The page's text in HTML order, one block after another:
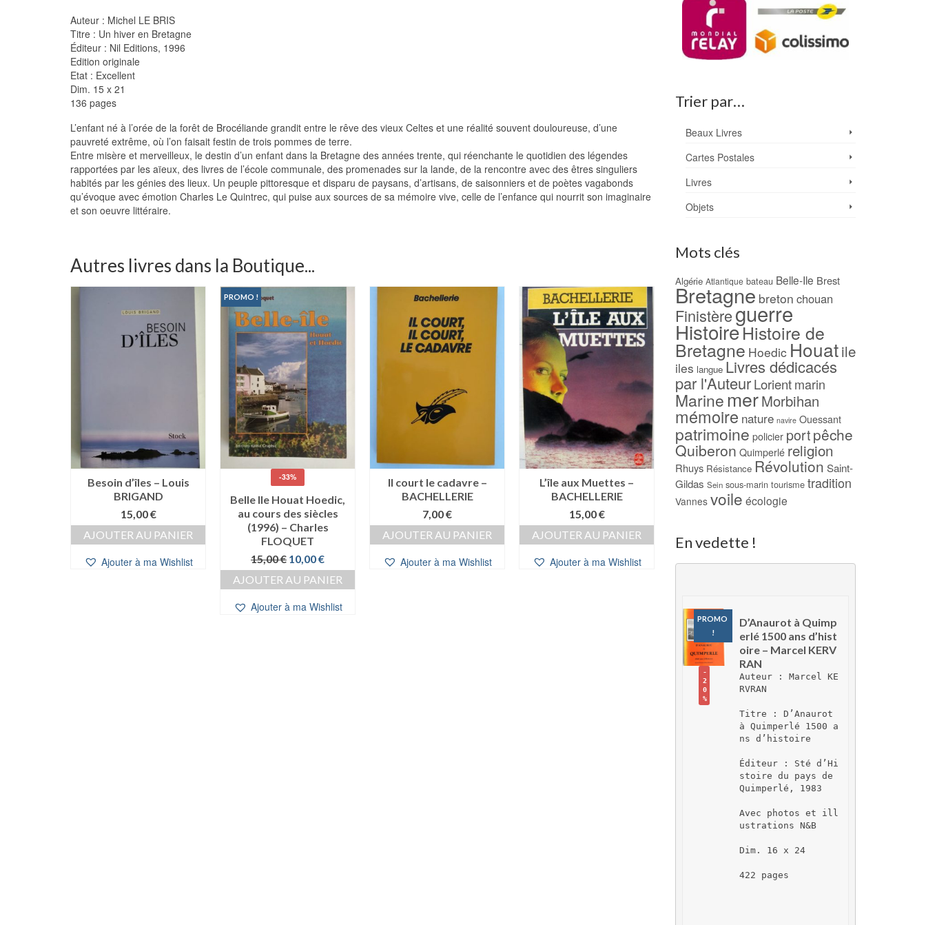
Auteur : Michel LE BRIS
Titre : Un hiver en Bretagne
Éditeur : Nil Editions, 1996
Edition originale
Etat : Excellent
Dim. 15 x 21
136 pages
L’enfant né à l’orée de la forêt de Brocéliande grandit entre le rêve des vieux Celtes et une réalité souvent douloureuse, d’une
pauvreté extrême, où l’on faisait festin de trois pommes de terre.
Entre misère et merveilleux, le destin d’un enfant dans la Bretagne des années trente, qui réenchante le quotidien des légendes
rapportées par les aïeux, des livres de l’école communale, des promenades sur la lande, de la rencontre avec des êtres singuliers
habités par les génies des lieux. Un peuple pittoresque et disparu de paysans, d’artisans, de saisonniers et de poètes vagabonds
qu’évoque avec émotion Charles Le Quintrec, qui puise aux sources de sa mémoire vive, celle de l’enfance qui nourrit son imaginaire
et son oeuvre littéraire.
Autres livres dans la Boutique...
Besoin d’îles – Louis
BRIGAND
15,00€
AJOUTER AU PANIER
Ajouter à ma Wishlist
PROMO !
-33%
Belle Ile Houat Hoedic,
au cours des siècles
(1996) – Charles
FLOQUET
15,00€ Le
prix
initial
15,00 €.
10,00€Le
prix
actuel
10,00 €.
AJOUTER AU PANIER
Ajouter à ma Wishlist
Il court le cadavre –
BACHELLERIE
7,00€
AJOUTER AU PANIER
Ajouter à ma Wishlist
L’île aux Muettes –
BACHELLERIE
15,00€
AJOUTER AU PANIER
Ajouter à ma Wishlist
Pas de quoi noyer un
chat – BACHELLERIE
AJOUTER AU PANIER
Ajouter à ma Wishlist
Au Nom de la
Ajouter à ma
Trier par…
Beaux Livres
Cartes Postales
Livres
Objets
Mots clés
Algérie Atlantique bateau Belle-Ile Brest
Bretagne breton chouan
Finistèreguerre
HistoireHistoire de
Bretagne Hoedic Houatile
iles langue Livres dédicacés
par l'Auteur Lorient marin
Marine merMorbihan
mémoire nature navire Ouessant
patrimoine policier portpêche
Quiberon Quimperlé religion
Rhuys Résistance Révolution Saint-
Gildas Sein sous-marin tourisme tradition
Vannes voile écologie
En vedette !
PROMO
!
-
2
0
%
D’Anaurot à Quimp
erlé 1500 ans d’hist
oire – Marcel KERV
RAN
Auteur : Marcel KE
RVRAN
Titre : D’Anaurot
à Quimperlé 1500 a
ns d’histoire
Éditeur : Sté d’Hi
stoire du pays de
Quimperlé, 1983
Avec photos et ill
ustrations N&B
Dim. 16 x 24
422 pages